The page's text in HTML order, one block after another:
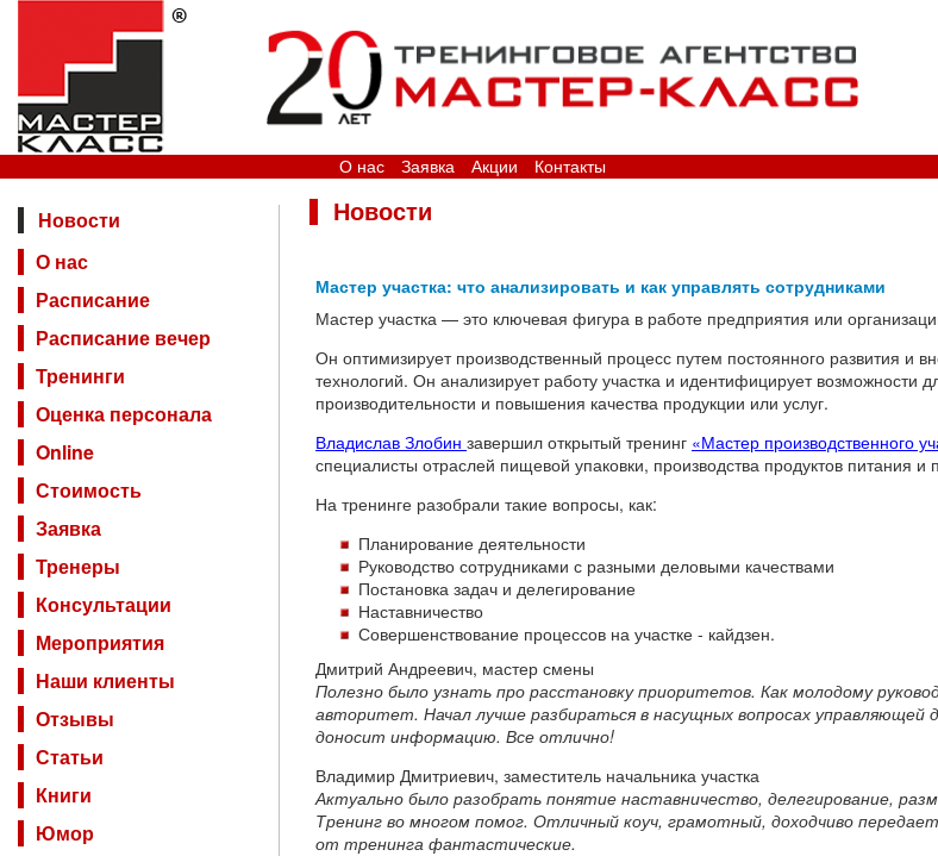
О нас Заявка Акции Контакты
Новости
О нас
Расписание
Расписание вечер
Тренинги
Оценка персонала
Online
Стоимость
Заявка
Тренеры
Консультации
Мероприятия
Наши клиенты
Отзывы
Статьи
Книги
Юмор
Новости
Мастер участка: что анализировать и как управлять сотрудниками
Мастер участка — это ключевая фигура в работе предприятия или
Он оптимизирует производственный процесс путем постоянного развития и
технологий. Он анализирует работу участка и идентифицирует возможности
производительности и повышения качества продукции или услуг.
Владислав Злобин завершил открытый тренинг «Мастер производственного
специалисты отраслей пищевой упаковки, производства продуктов питания и
На тренинге разобрали такие вопросы, как:
Планирование деятельности
Руководство сотрудниками с разными деловыми качествами
Постановка задач и делегирование
Наставничество
Совершенствование процессов на участке - кайдзен.
Дмитрий Андреевич, мастер смены
Полезно было узнать про расстановку приоритетов. Как молодому
авторитет. Начал лучше разбираться в насущных вопросах управляющей
доносит информацию. Все отлично!
Владимир Дмитриевич, заместитель начальника участка
Актуально было разобрать понятие наставничество, делегирование,
Тренинг во многом помог. Отличный коуч, грамотный, доходчиво
от тренинга фантастические.